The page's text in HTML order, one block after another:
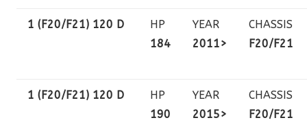
1 (F20/F21) 120 D
HP
184
YEAR
2011>
CHASSIS
F20/F21
1 (F20/F21) 120 D
HP
190
YEAR
2015>
CHASSIS
F20/F21